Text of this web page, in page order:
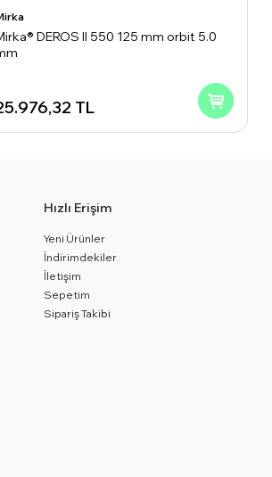
DEROS II 550 125 mm orbit 5.0
TL
Hızlı Erişim
Yeni Ürünler
İndirimdekiler
İletişim
Sepetim
Sipariş Takibi